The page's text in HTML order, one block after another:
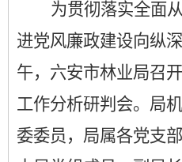
为贯彻落实全面
进党风廉政建设向纵深
午，六安市林业局召开
工作分析研判会。局
委委员，局属各党支